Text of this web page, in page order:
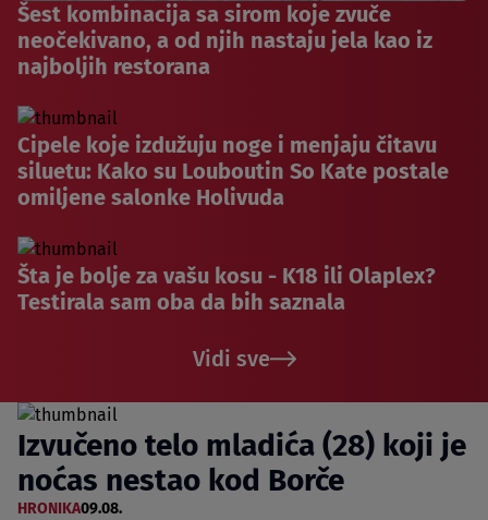
Šest kombinacija sa sirom koje zvuče
neočekivano, a od njih nastaju jela kao iz
najboljih restorana
Cipele koje izdužuju noge i menjaju čitavu
siluetu: Kako su Louboutin So Kate postale
omiljene salonke Holivuda
Šta je bolje za vašu kosu - K18 ili Olaplex?
Testirala sam oba da bih saznala
Vidi sve
Izvučeno telo mladića (28) koji je
noćas nestao kod Borče
HRONIKA09.08.